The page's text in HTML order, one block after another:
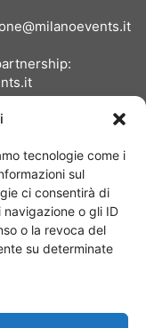
tecnologie come i
sul
ci consentirà di
o gli ID
o la revoca del
su determinate